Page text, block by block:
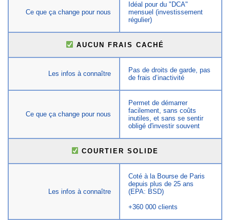
Ce que ça change pour nous
Idéal pour du "DCA"
mensuel (investissement
régulier)
AUCUN FRAIS CACHÉ
Les infos à connaître
Pas de droits de garde, pas
de frais d’inactivité
Ce que ça change pour nous
Permet de démarrer
facilement, sans coûts
inutiles, et sans se sentir
obligé d'investir souvent
COURTIER SOLIDE
Les infos à connaître
Coté à la Bourse de Paris
depuis plus de 25 ans
(EPA: BSD)
+360 000 clients